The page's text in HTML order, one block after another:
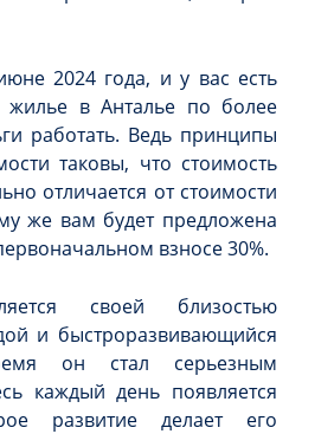
2024 года, и у вас есть
жилье в Анталье по более
работать. Ведь принципы
таковы, что стоимость
отличается от стоимости
же вам будет предложена
взносе 30%.
своей близостью
и быстроразвивающийся
он стал серьезным
каждый день появляется
развитие делает его